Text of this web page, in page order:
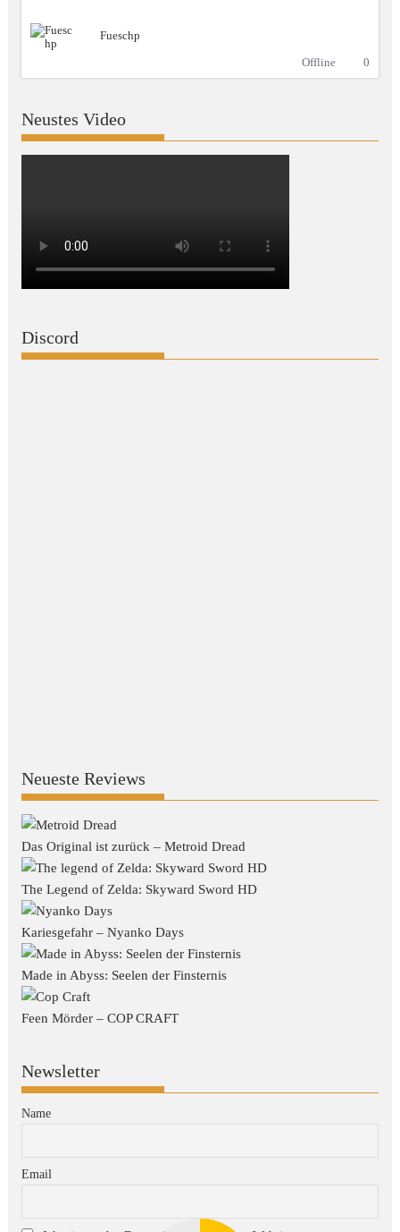
Fueschp
Offline
0
Neustes Video
Discord
Neueste Reviews
Das Original ist zurück – Metroid Dread
The Legend of Zelda: Skyward Sword HD
Kariesgefahr – Nyanko Days
Made in Abyss: Seelen der Finsternis
Feen Mörder – COP CRAFT
Newsletter
Name
Email